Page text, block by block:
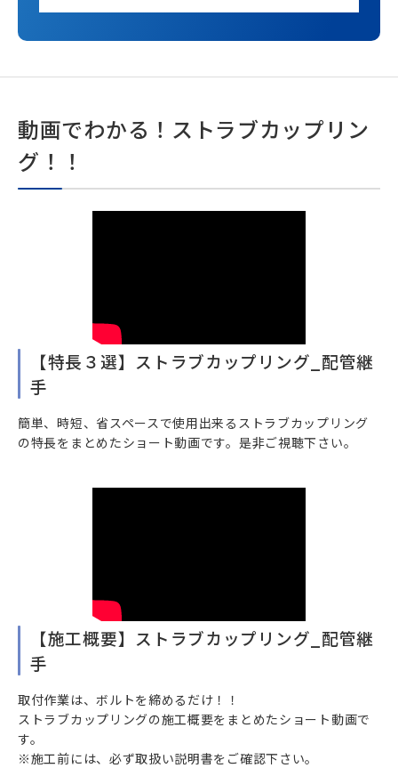
動画でわかる！ストラブカップリン
グ！！
【特長３選】ストラブカップリング_配管継
手
簡単、時短、省スペースで使用出来るストラブカップリング
の特長をまとめたショート動画です。是非ご視聴下さい。
【施工概要】ストラブカップリング_配管継
手
取付作業は、ボルトを締めるだけ！！
ストラブカップリングの施工概要をまとめたショート動画で
す。
※施工前には、必ず取扱い説明書をご確認下さい。